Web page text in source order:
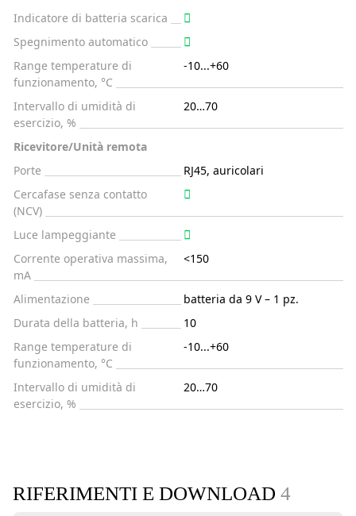
Indicatore di batteria scarica
Spegnimento automatico
Range temperature di
funzionamento, °C
-10...+60
Intervallo di umidità di
esercizio, %
20…70
Ricevitore/Unità remota
Porte
RJ45, auricolari
Cercafase senza contatto
(NCV)
Luce lampeggiante
Corrente operativa massima,
mA
<150
Alimentazione
batteria da 9 V – 1 pz.
Durata della batteria, h
10
Range temperature di
funzionamento, °C
-10...+60
Intervallo di umidità di
esercizio, %
20…70
RIFERIMENTI E DOWNLOAD 4